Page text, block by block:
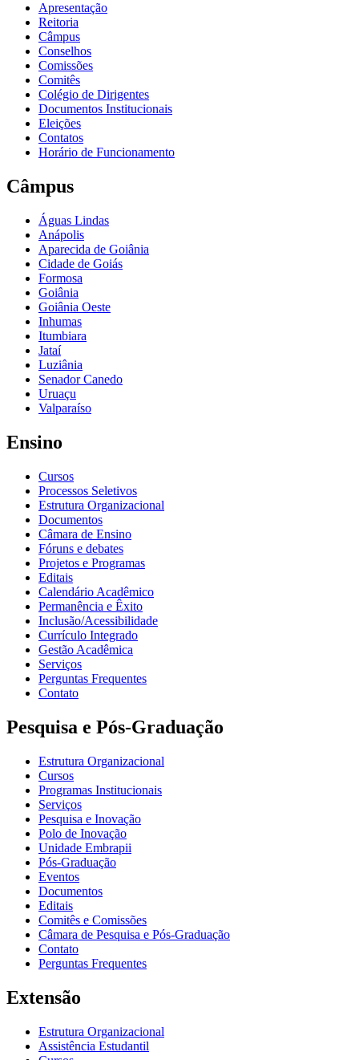
Apresentação
Reitoria
Câmpus
Conselhos
Comissões
Comitês
Colégio de Dirigentes
Documentos Institucionais
Eleições
Contatos
Horário de Funcionamento
Câmpus
Águas Lindas
Anápolis
Aparecida de Goiânia
Cidade de Goiás
Formosa
Goiânia
Goiânia Oeste
Inhumas
Itumbiara
Jataí
Luziânia
Senador Canedo
Uruaçu
Valparaíso
Ensino
Cursos
Processos Seletivos
Estrutura Organizacional
Documentos
Câmara de Ensino
Fóruns e debates
Projetos e Programas
Editais
Calendário Acadêmico
Permanência e Êxito
Inclusão/Acessibilidade
Currículo Integrado
Gestão Acadêmica
Serviços
Perguntas Frequentes
Contato
Pesquisa e Pós-Graduação
Estrutura Organizacional
Cursos
Programas Institucionais
Serviços
Pesquisa e Inovação
Polo de Inovação
Unidade Embrapii
Pós-Graduação
Eventos
Documentos
Editais
Comitês e Comissões
Câmara de Pesquisa e Pós-Graduação
Contato
Perguntas Frequentes
Extensão
Estrutura Organizacional
Assistência Estudantil